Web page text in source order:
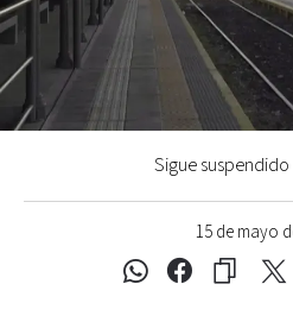
15 de mayo
Sigue